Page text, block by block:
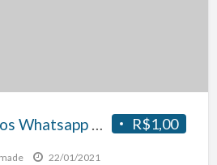
R$1,00
Filtro De Contatos Whatsapp Marketing
22/01/2021